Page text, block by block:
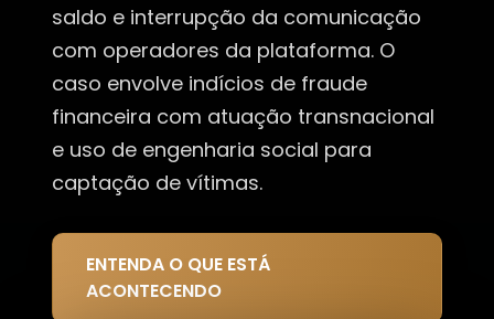
saldo e interrupção da comunicação
com operadores da plataforma. O
caso envolve indícios de fraude
financeira com atuação transnacional
e uso de engenharia social para
captação de vítimas.
ENTENDA O QUE ESTÁ
ACONTECENDO